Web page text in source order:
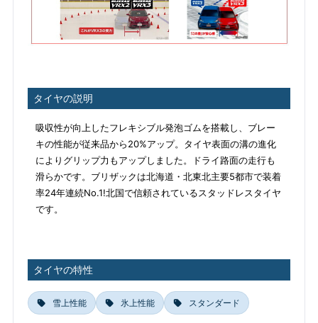
タイヤの説明
吸収性が向上したフレキシブル発泡ゴムを搭載し、ブレー
キの性能が従来品から20%アップ。タイヤ表面の溝の進化
によりグリップ力もアップしました。ドライ路面の走行も
滑らかです。ブリザックは北海道・北東北主要5都市で装着
率24年連続No.1!北国で信頼されているスタッドレスタイヤ
です。
タイヤの特性
雪上性能 氷上性能 スタンダード